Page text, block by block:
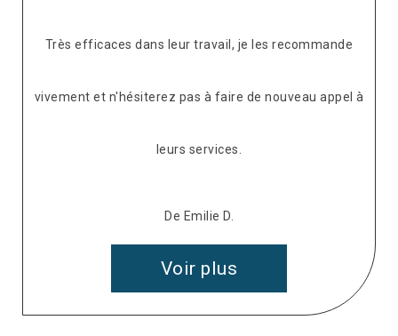
Très efficaces dans leur travail, je les recommande
vivement et n'hésiterez pas à faire de nouveau appel à
leurs services.
De Emilie D.
Voir plus